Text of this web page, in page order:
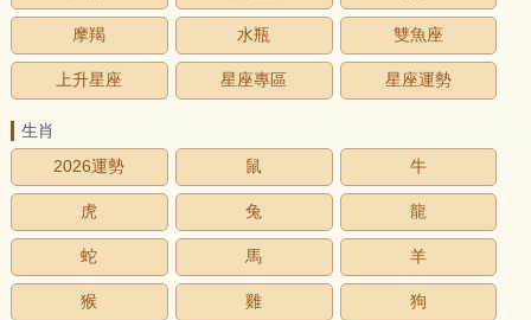
摩羯 水瓶 雙魚座
上升星座 星座專區 星座運勢
生肖
2026運勢
鼠 牛
虎 兔 龍
蛇 馬 羊
猴 雞 狗